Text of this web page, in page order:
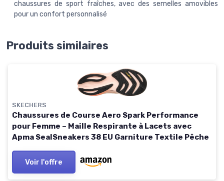
chaussures de sport fraîches, avec des semelles amovibles
pour un confort personnalisé
Produits similaires
SKECHERS
Chaussures de Course Aero Spark Performance
pour Femme – Maille Respirante à Lacets avec
Apma SealSneakers 38 EU Garniture Textile Pêche
Voir l'offre